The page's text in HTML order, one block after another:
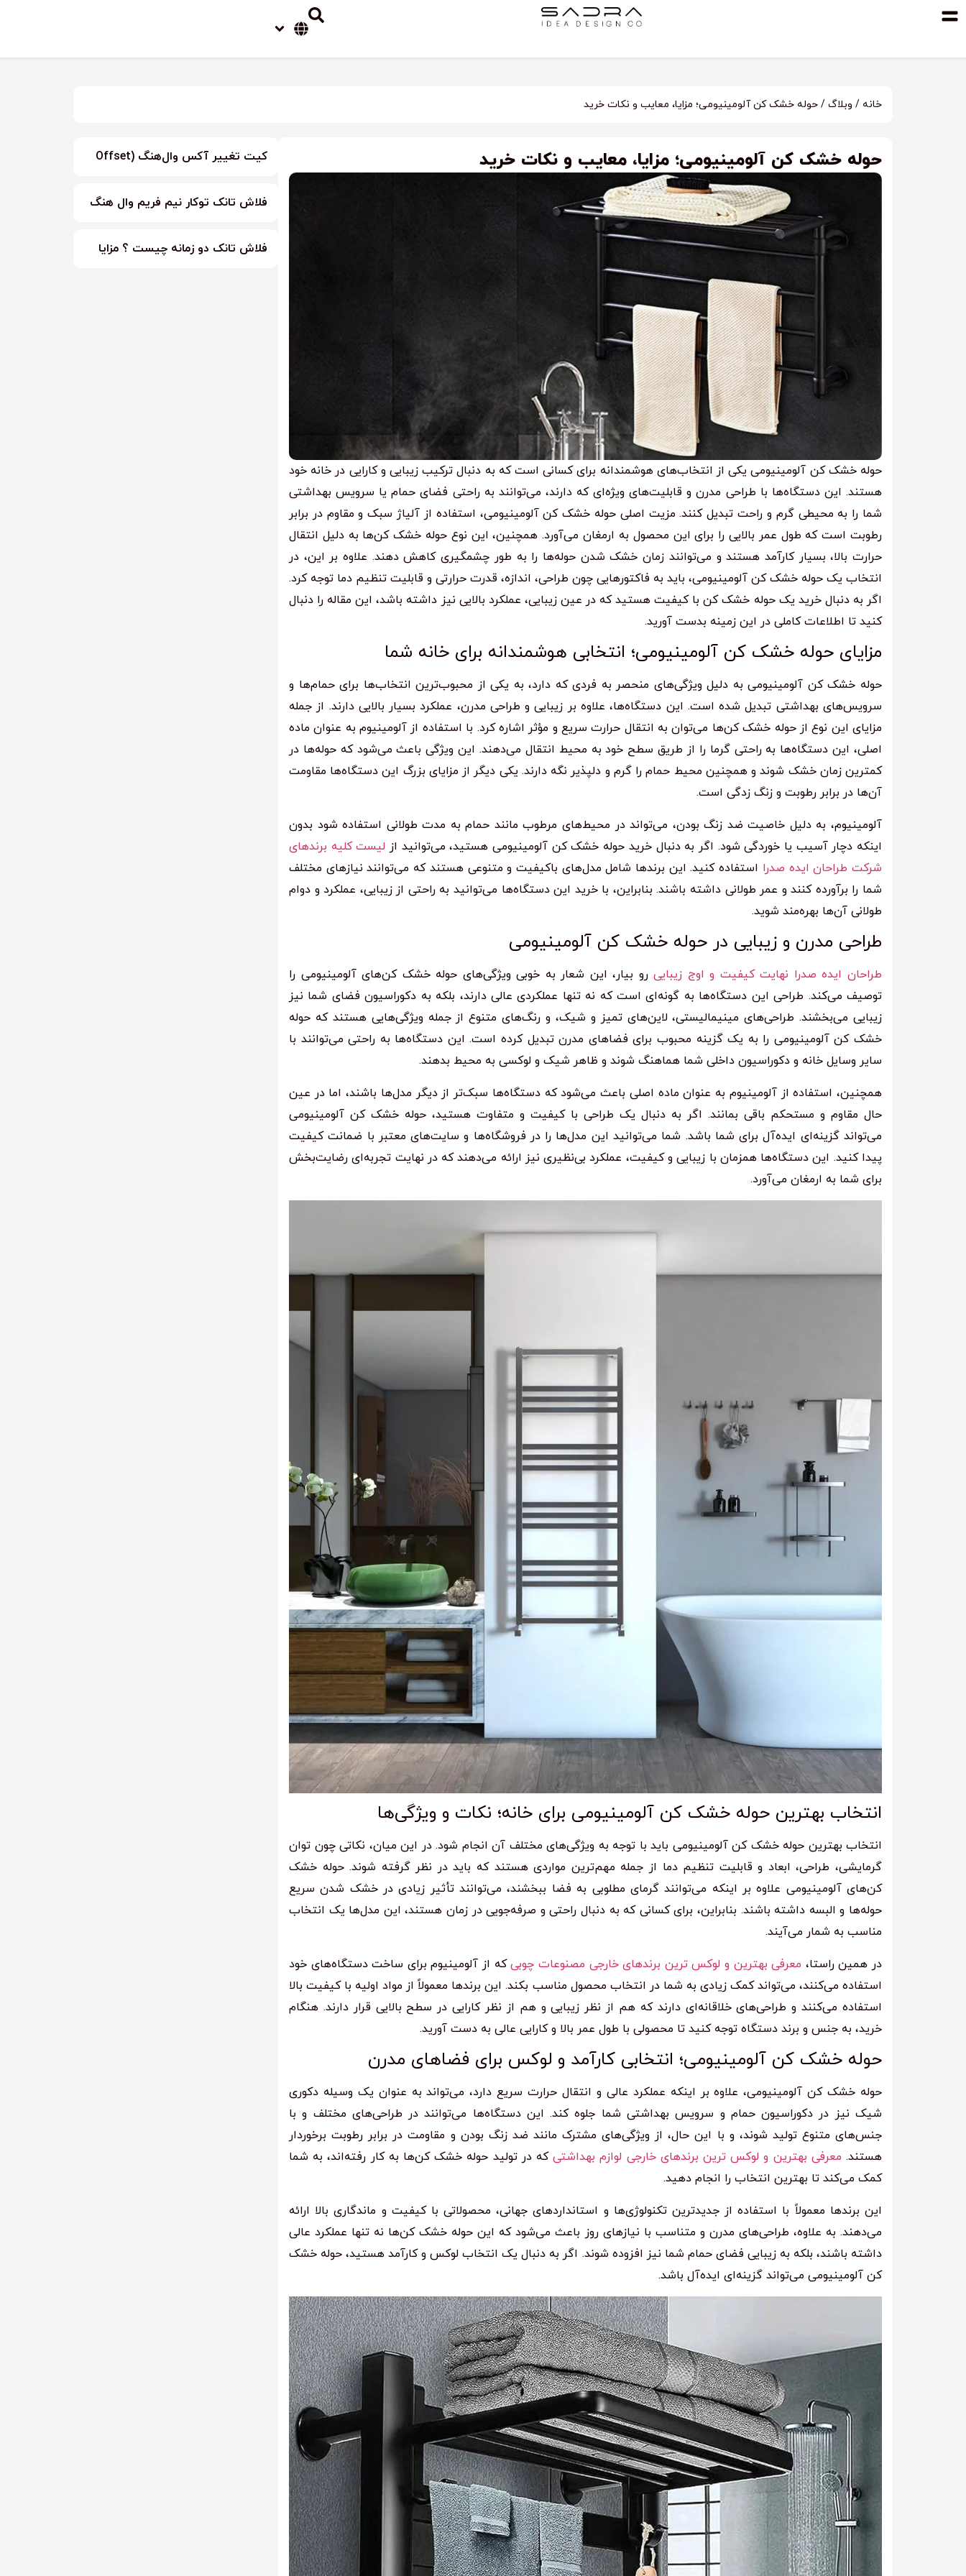
خانه / وبلاگ / حوله خشک کن آلومینیومی؛ مزایا، معایب و نکات خرید
حوله خشک کن آلومینیومی؛ مزایا، معایب و نکات خرید
حوله خشک کن آلومینیومی یکی از انتخاب‌های هوشمندانه برای کسانی است که به دنبال ترکیب زیبایی و کارایی در خانه خود
هستند. این دستگاه‌ها با طراحی مدرن و قابلیت‌های ویژه‌ای که دارند، می‌توانند به راحتی فضای حمام یا سرویس بهداشتی
شما را به محیطی گرم و راحت تبدیل کنند. مزیت اصلی حوله خشک کن آلومینیومی، استفاده از آلیاژ سبک و مقاوم در برابر
رطوبت است که طول عمر بالایی را برای این محصول به ارمغان می‌آورد. همچنین، این نوع حوله خشک کن‌ها به دلیل انتقال
حرارت بالا، بسیار کارآمد هستند و می‌توانند زمان خشک شدن حوله‌ها را به طور چشمگیری کاهش دهند. علاوه بر این، در
انتخاب یک حوله خشک کن آلومینیومی، باید به فاکتورهایی چون طراحی، اندازه، قدرت حرارتی و قابلیت تنظیم دما توجه کرد.
اگر به دنبال خرید یک حوله خشک کن با کیفیت هستید که در عین زیبایی، عملکرد بالایی نیز داشته باشد، این مقاله را دنبال
کنید تا اطلاعات کاملی در این زمینه بدست آورید.
مزایای حوله خشک کن آلومینیومی؛ انتخابی هوشمندانه برای خانه شما
حوله خشک کن آلومینیومی به دلیل ویژگی‌های منحصر به فردی که دارد، به یکی از محبوب‌ترین انتخاب‌ها برای حمام‌ها و
سرویس‌های بهداشتی تبدیل شده است. این دستگاه‌ها، علاوه بر زیبایی و طراحی مدرن، عملکرد بسیار بالایی دارند. از جمله
مزایای این نوع از حوله خشک کن‌ها می‌توان به انتقال حرارت سریع و مؤثر اشاره کرد. با استفاده از آلومینیوم به عنوان ماده
اصلی، این دستگاه‌ها به راحتی گرما را از طریق سطح خود به محیط انتقال می‌دهند. این ویژگی باعث می‌شود که حوله‌ها در
کمترین زمان خشک شوند و همچنین محیط حمام را گرم و دلپذیر نگه دارند. یکی دیگر از مزایای بزرگ این دستگاه‌ها مقاومت
آن‌ها در برابر رطوبت و زنگ زدگی است.
آلومینیوم، به دلیل خاصیت ضد زنگ بودن، می‌تواند در محیط‌های مرطوب مانند حمام به مدت طولانی استفاده شود بدون
اینکه دچار آسیب یا خوردگی شود. اگر به دنبال خرید حوله خشک کن آلومینیومی هستید، می‌توانید از لیست کلیه برندهای
شرکت طراحان ایده صدرا استفاده کنید. این برندها شامل مدل‌های باکیفیت و متنوعی هستند که می‌توانند نیازهای مختلف
شما را برآورده کنند و عمر طولانی داشته باشند. بنابراین، با خرید این دستگاه‌ها می‌توانید به راحتی از زیبایی، عملکرد و دوام
طولانی آن‌ها بهره‌مند شوید.
طراحی مدرن و زیبایی در حوله خشک کن آلومینیومی
طراحان ایده صدرا نهایت کیفیت و اوج زیباییرو بیار، این شعار به خوبی ویژگی‌های حوله خشک کن‌های آلومینیومی را
توصیف می‌کند. طراحی این دستگاه‌ها به گونه‌ای است که نه تنها عملکردی عالی دارند، بلکه به دکوراسیون فضای شما نیز
زیبایی می‌بخشند. طراحی‌های مینیمالیستی، لاین‌های تمیز و شیک، و رنگ‌های متنوع از جمله ویژگی‌هایی هستند که حوله
خشک کن آلومینیومی را به یک گزینه محبوب برای فضاهای مدرن تبدیل کرده است. این دستگاه‌ها به راحتی می‌توانند با
سایر وسایل خانه و دکوراسیون داخلی شما هماهنگ شوند و ظاهر شیک و لوکسی به محیط بدهند.
همچنین، استفاده از آلومینیوم به عنوان ماده اصلی باعث می‌شود که دستگاه‌ها سبک‌تر از دیگر مدل‌ها باشند، اما در عین
حال مقاوم و مستحکم باقی بمانند. اگر به دنبال یک طراحی با کیفیت و متفاوت هستید، حوله خشک کن آلومینیومی
می‌تواند گزینه‌ای ایده‌آل برای شما باشد. شما می‌توانید این مدل‌ها را در فروشگاه‌ها و سایت‌های معتبر با ضمانت کیفیت
پیدا کنید. این دستگاه‌ها همزمان با زیبایی و کیفیت، عملکرد بی‌نظیری نیز ارائه می‌دهند که در نهایت تجربه‌ای رضایت‌بخش
برای شما به ارمغان می‌آورد.
انتخاب بهترین حوله خشک کن آلومینیومی برای خانه؛ نکات و ویژگی‌ها
انتخاب بهترین حوله خشک کن آلومینیومی باید با توجه به ویژگی‌های مختلف آن انجام شود. در این میان، نکاتی چون توان
گرمایشی، طراحی، ابعاد و قابلیت تنظیم دما از جمله مهم‌ترین مواردی هستند که باید در نظر گرفته شوند. حوله خشک
کن‌های آلومینیومی علاوه بر اینکه می‌توانند گرمای مطلوبی به فضا ببخشند، می‌توانند تأثیر زیادی در خشک شدن سریع
حوله‌ها و البسه داشته باشند. بنابراین، برای کسانی که به دنبال راحتی و صرفه‌جویی در زمان هستند، این مدل‌ها یک انتخاب
مناسب به شمار می‌آیند.
در همین راستا، معرفی بهترین و لوکس ترین برندهای خارجی مصنوعات چوبیکه از آلومینیوم برای ساخت دستگاه‌های خود
استفاده می‌کنند، می‌تواند کمک زیادی به شما در انتخاب محصول مناسب بکند. این برندها معمولاً از مواد اولیه با کیفیت بالا
استفاده می‌کنند و طراحی‌های خلاقانه‌ای دارند که هم از نظر زیبایی و هم از نظر کارایی در سطح بالایی قرار دارند. هنگام
خرید، به جنس و برند دستگاه توجه کنید تا محصولی با طول عمر بالا و کارایی عالی به دست آورید.
حوله خشک کن آلومینیومی؛ انتخابی کارآمد و لوکس برای فضاهای مدرن
حوله خشک کن آلومینیومی، علاوه بر اینکه عملکرد عالی و انتقال حرارت سریع دارد، می‌تواند به عنوان یک وسیله دکوری
شیک نیز در دکوراسیون حمام و سرویس بهداشتی شما جلوه کند. این دستگاه‌ها می‌توانند در طراحی‌های مختلف و با
جنس‌های متنوع تولید شوند، و با این حال، از ویژگی‌های مشترک مانند ضد زنگ بودن و مقاومت در برابر رطوبت برخوردار
هستند. معرفی بهترین و لوکس ترین برندهای خارجی لوازم بهداشتیکه در تولید حوله خشک کن‌ها به کار رفته‌اند، به شما
کمک می‌کند تا بهترین انتخاب را انجام دهید.
این برندها معمولاً با استفاده از جدیدترین تکنولوژی‌ها و استانداردهای جهانی، محصولاتی با کیفیت و ماندگاری بالا ارائه
می‌دهند. به علاوه، طراحی‌های مدرن و متناسب با نیازهای روز باعث می‌شود که این حوله خشک کن‌ها نه تنها عملکرد عالی
داشته باشند، بلکه به زیبایی فضای حمام شما نیز افزوده شوند. اگر به دنبال یک انتخاب لوکس و کارآمد هستید، حوله خشک
کن آلومینیومی می‌تواند گزینه‌ای ایده‌آل باشد.
کیت تغییر آکس وال‌هنگ (Offset
فلاش تانک توکار نیم فریم وال هنگ
فلاش تانک دو زمانه چیست ؟ مزایا